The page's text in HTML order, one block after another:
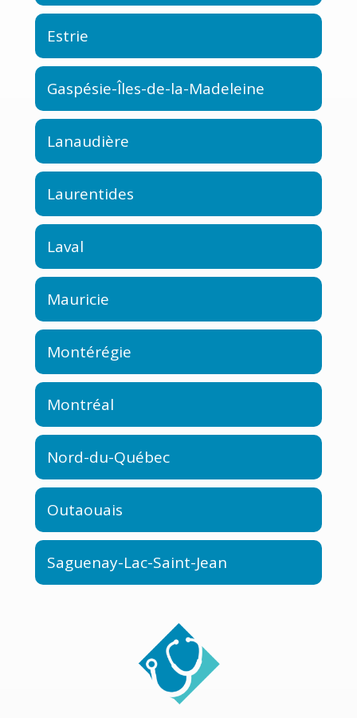
Estrie
Gaspésie-Îles-de-la-Madeleine
Lanaudière
Laurentides
Laval
Mauricie
Montérégie
Montréal
Nord-du-Québec
Outaouais
Saguenay-Lac-Saint-Jean